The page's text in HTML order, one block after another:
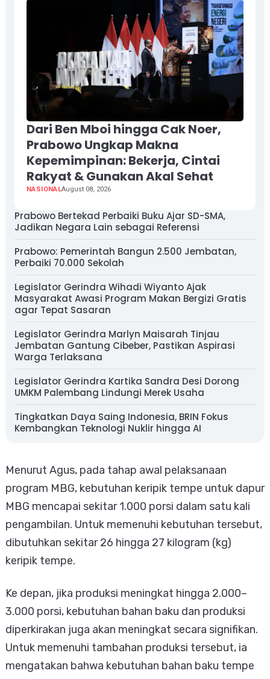
Dari Ben Mboi hingga Cak Noer,
Prabowo Ungkap Makna
Kepemimpinan: Bekerja, Cintai
Rakyat & Gunakan Akal Sehat
NASIONALAugust 08, 2026
Prabowo Bertekad Perbaiki Buku Ajar SD-SMA,
Jadikan Negara Lain sebagai Referensi
Prabowo: Pemerintah Bangun 2.500 Jembatan,
Perbaiki 70.000 Sekolah
Legislator Gerindra Wihadi Wiyanto Ajak
Masyarakat Awasi Program Makan Bergizi Gratis
agar Tepat Sasaran
Legislator Gerindra Marlyn Maisarah Tinjau
Jembatan Gantung Cibeber, Pastikan Aspirasi
Warga Terlaksana
Legislator Gerindra Kartika Sandra Desi Dorong
UMKM Palembang Lindungi Merek Usaha
Tingkatkan Daya Saing Indonesia, BRIN Fokus
Kembangkan Teknologi Nuklir hingga AI
Menurut Agus, pada tahap awal pelaksanaan
program MBG, kebutuhan keripik tempe untuk dapur
MBG mencapai sekitar 1.000 porsi dalam satu kali
pengambilan. Untuk memenuhi kebutuhan tersebut,
dibutuhkan sekitar 26 hingga 27 kilogram (kg)
keripik tempe.
Ke depan, jika produksi meningkat hingga 2.000–
3.000 porsi, kebutuhan bahan baku dan produksi
diperkirakan juga akan meningkat secara signifikan.
Untuk memenuhi tambahan produksi tersebut, ia
mengatakan bahwa kebutuhan bahan baku tempe